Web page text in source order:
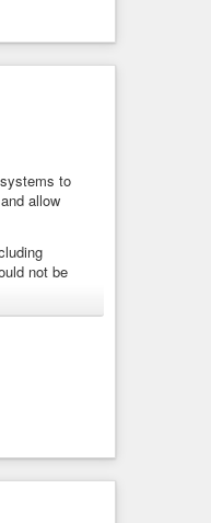
to
allow
not be
surveillance